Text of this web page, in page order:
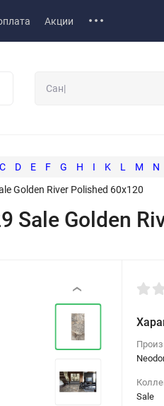
Акции
C D E F G H I K L M N
Golden River Polished 60x120
Sale Golden
‹
Sale